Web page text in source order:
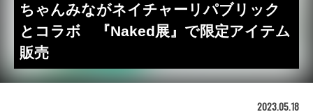
ちゃんみながネイチャーリパブリック
とコラボ 『Naked展』で限定アイテム
販売
2023.05.18